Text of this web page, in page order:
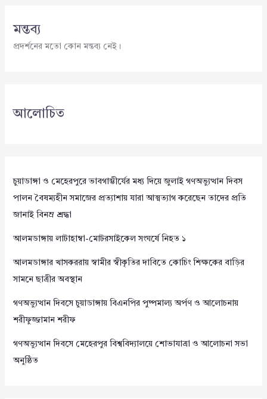
মন্তব্য
প্রদর্শনের মতো কোন মন্তব্য নেই।
আলোচিত
চুয়াডাঙ্গা ও মেহেরপুরে ভাবগাম্ভীর্যের মধ্য দিয়ে জুলাই গণঅভ্যুত্থান দিবস
পালন বৈষম্যহীন সমাজের প্রত্যাশায় যারা আত্মত্যাগ করেছেন তাদের প্রতি
জানাই বিনম্র শ্রদ্ধা
আলমডাঙ্গায় লাটাহাম্বা-মোটরসাইকেল সংঘর্ষে নিহত ১
আলমডাঙ্গার খাসকররায় স্বামীর স্বীকৃতির দাবিতে কোচিং শিক্ষকের বাড়ির
সামনে ছাত্রীর অবস্থান
গণঅভ্যুত্থান দিবসে চুয়াডাঙ্গায় বিএনপির পুষ্পমাল্য অর্পণ ও আলোচনায়
শরীফুজ্জামান শরীফ
গণঅভ্যুত্থান দিবসে মেহেরপুর বিশ্ববিদ্যালয়ে শোভাযাত্রা ও আলোচনা সভা
অনুষ্ঠিত